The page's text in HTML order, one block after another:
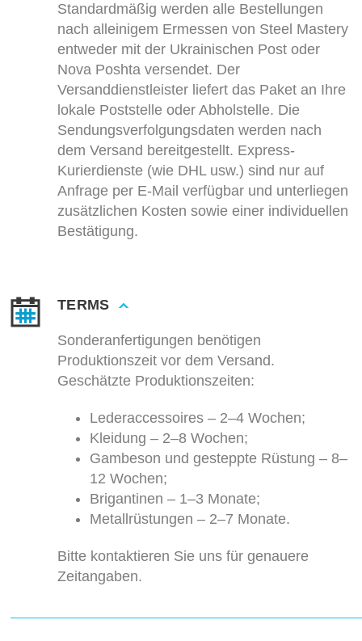
Standardmäßig werden alle Bestellungen
nach alleinigem Ermessen von Steel Mastery
entweder mit der Ukrainischen Post oder
Nova Poshta versendet. Der
Versanddienstleister liefert das Paket an Ihre
lokale Poststelle oder Abholstelle. Die
Sendungsverfolgungsdaten werden nach
dem Versand bereitgestellt. Express-
Kurierdienste (wie DHL usw.) sind nur auf
Anfrage per E-Mail verfügbar und unterliegen
zusätzlichen Kosten sowie einer individuellen
Bestätigung.
TERMS
Sonderanfertigungen benötigen
Produktionszeit vor dem Versand.
Geschätzte Produktionszeiten:
Lederaccessoires – 2–4 Wochen;
Kleidung – 2–8 Wochen;
Gambeson und gesteppte Rüstung – 8–
12 Wochen;
Brigantinen – 1–3 Monate;
Metallrüstungen – 2–7 Monate.
Bitte kontaktieren Sie uns für genauere
Zeitangaben.